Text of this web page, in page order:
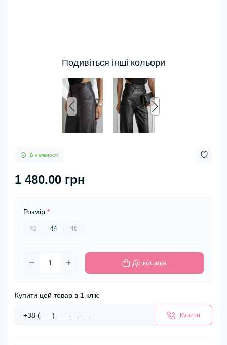
Подивіться інші кольори
В наявності
1 480.00 грн
Розмір *
42 44 46
До кошика
Купити цей товар в 1 клік:
Купити